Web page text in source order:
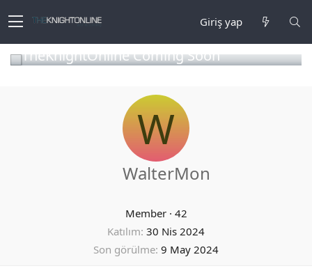
Giriş yap
TheKnightOnline Coming Soon
W
WalterMon
Member · 42
Katılım 30 Nis 2024
Son görülme 9 May 2024